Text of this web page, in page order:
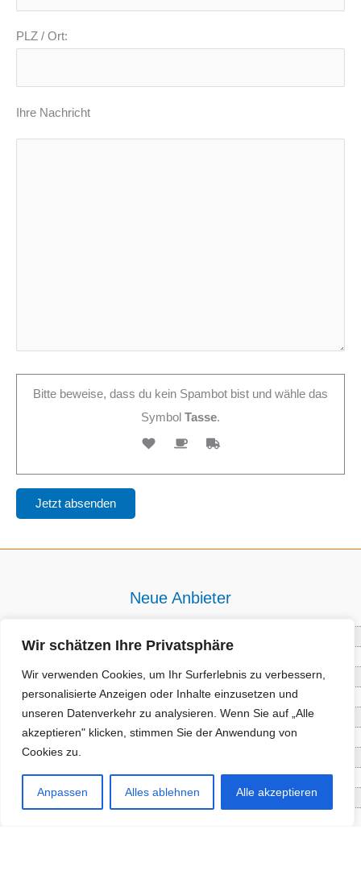
Wir schätzen Ihre Privatsphäre
Wir verwenden Cookies, um Ihr Surferlebnis zu verbessern,
personalisierte Anzeigen oder Inhalte einzusetzen und
unseren Datenverkehr zu analysieren. Wenn Sie auf „Alle
akzeptieren" klicken, stimmen Sie der Anwendung von
Cookies zu.
Anpassen Alles ablehnen Alle akzeptieren
PLZ / Ort:
Ihre Nachricht
Bitte beweise, dass du kein Spambot bist und wähle das
Symbol Tasse.
Neue Anbieter
Enne Energieberatung
Impact Hub Traunstein GmbH
Getränke Wierer Abholmarkt
Höhenberger Biokiste GmbH
Bioladl Pfingstl Alm
Checkers Jungle Hut
Wochinger Brauhaus